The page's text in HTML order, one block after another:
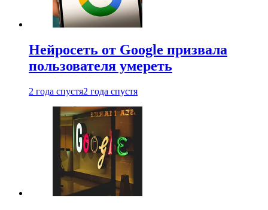
Нейросеть от Google призвала
пользователя умереть
2 года спустя2 года спустя